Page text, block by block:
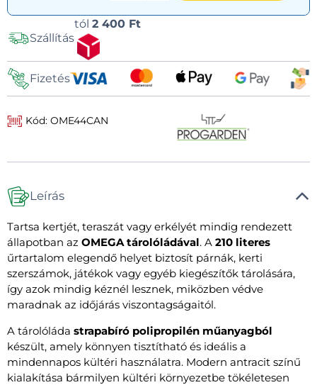
Szállítás
tól 2 400 Ft
Fizetés
Kód: OME44CAN
Leírás
Tartsa kertjét, teraszát vagy erkélyét mindig rendezett
állapotban az OMEGA tárolóládával. A 210 literes
űrtartalom elegendő helyet biztosít párnák, kerti
szerszámok, játékok vagy egyéb kiegészítők tárolására,
így azok mindig kéznél lesznek, miközben védve
maradnak az időjárás viszontagságaitól.
A tárolóláda strapabíró polipropilén műanyagból
készült, amely könnyen tisztítható és ideális a
mindennapos kültéri használatra. Modern antracit színű
kialakítása bármilyen kültéri környezetbe tökéletesen